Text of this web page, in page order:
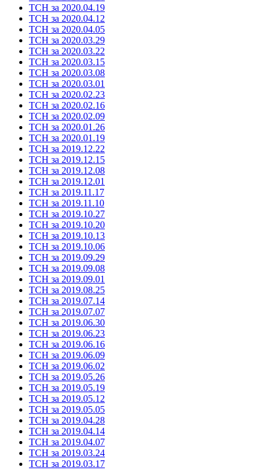
ТСН за 2020.04.19
ТСН за 2020.04.12
ТСН за 2020.04.05
ТСН за 2020.03.29
ТСН за 2020.03.22
ТСН за 2020.03.15
ТСН за 2020.03.08
ТСН за 2020.03.01
ТСН за 2020.02.23
ТСН за 2020.02.16
ТСН за 2020.02.09
ТСН за 2020.01.26
ТСН за 2020.01.19
ТСН за 2019.12.22
ТСН за 2019.12.15
ТСН за 2019.12.08
ТСН за 2019.12.01
ТСН за 2019.11.17
ТСН за 2019.11.10
ТСН за 2019.10.27
ТСН за 2019.10.20
ТСН за 2019.10.13
ТСН за 2019.10.06
ТСН за 2019.09.29
ТСН за 2019.09.08
ТСН за 2019.09.01
ТСН за 2019.08.25
ТСН за 2019.07.14
ТСН за 2019.07.07
ТСН за 2019.06.30
ТСН за 2019.06.23
ТСН за 2019.06.16
ТСН за 2019.06.09
ТСН за 2019.06.02
ТСН за 2019.05.26
ТСН за 2019.05.19
ТСН за 2019.05.12
ТСН за 2019.05.05
ТСН за 2019.04.28
ТСН за 2019.04.14
ТСН за 2019.04.07
ТСН за 2019.03.24
ТСН за 2019.03.17